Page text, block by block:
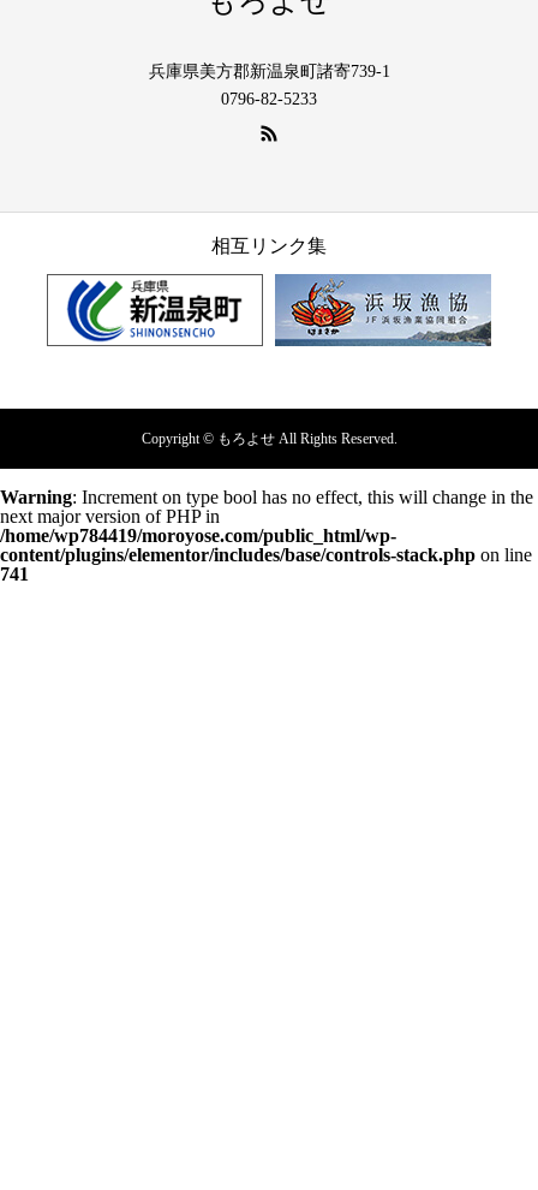
兵庫県美方郡新温泉町諸寄739-1
0796-82-5233
相互リンク集
Copyright © もろよせ All Rights Reserved.
Warning: Increment on type bool has no effect, this will change in the
next major version of PHP in
/home/wp784419/moroyose.com/public_html/wp-
content/plugins/elementor/includes/base/controls-stack.php on line
741